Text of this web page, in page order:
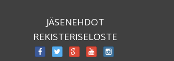
JÄSENEHDOT
REKISTERISELOSTE